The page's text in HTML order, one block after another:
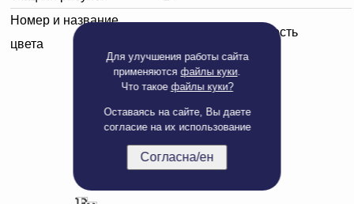
Для улучшения работы сайта
применяютсяфайлы куки.
Что такое файлы куки?
Оставаясь на сайте, Вы даете
согласие на их использование
Согласна/ен
Номер и название
цвета
110701 слоновая кость
Полная версия сайта